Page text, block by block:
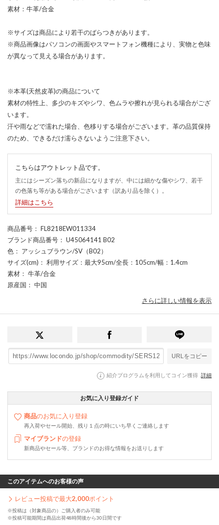
素材：牛革/合金
※サイズは商品により若干のばらつきがあります。
※商品画像はパソコンの画面やスマートフォン機種により、実物と色味
が異なって見える場合があります。
※本革(天然皮革)の商品について
素材の特性上、多少のキズやシワ、色ムラや擦れが見られる場合がござ
います。
汗や雨などで濡れた場合、色移りする場合がございます。革の品質保持
のため、できるだけ濡らさないようご注意下さい。
こちらはアウトレット品です。
主にはシーズン落ちの新品になりますが、中には細かな傷やシワ、若干
の色落ち等がある場合がございます（訳あり品を除く）。
詳細はこちら
商品番号 ： FL8218EW011334
ブランド商品番号 ： U45064141 B02
色 ： アッシュブラウン/SV（B02）
サイズ(cm) ： 利用サイズ：最大95cm/全長：105cm/幅：1.4cm
素材 ： 牛革/合金
原産国 ： 中国
さらに詳しい情報を表示
URLをコピー
紹介プログラムを利用してコイン獲得 詳細
お気に入り登録ガイド
商品のお気に入り登録
再入荷やセール開始、残り１点の時にいち早くご連絡します
マイブランドの登録
新商品やセール等、ブランドのお得な情報をお送りします
このアイテムへのお客様の声
レビュー投稿で最大2,000ポイント
※投稿は（対象商品の）ご購入者のみ可能
※投稿可能期間は商品出荷48時間後から30日間です